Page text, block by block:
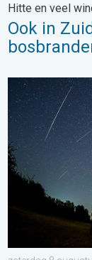
Hitte en veel
Ook in
De tijd van de